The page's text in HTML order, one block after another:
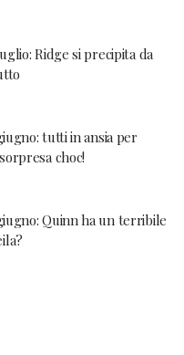
Ridge si precipita da
tutti in ansia per
choc!
Quinn ha un terribile